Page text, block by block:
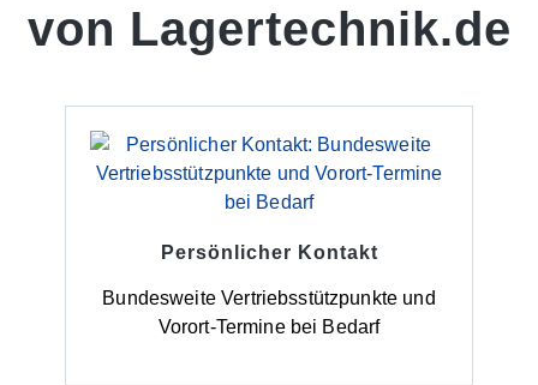
von Lagertechnik.de
Persönlicher Kontakt
Bundesweite Vertriebsstützpunkte und
Vorort-Termine bei Bedarf